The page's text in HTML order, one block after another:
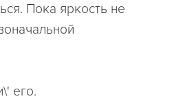
Пока яркость не
его.